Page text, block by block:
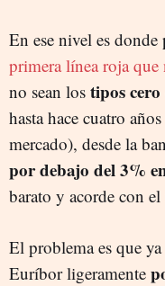
En ese nivel es donde
primera línea roja que
no sean los tipos
hasta hace cuatro
mercado), desde la
por debajo del 3%
barato y acorde con el
El problema es que ya
Euríbor ligeramente